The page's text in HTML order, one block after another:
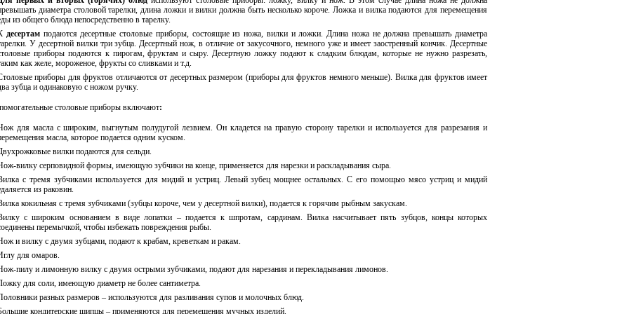
диаметра столовой тарелки, длина ложки и вилки должна быть несколько короче. Ложка и вилка подаются для перемещения
из общего блюда непосредственно в тарелку.
десертамподаются десертные столовые приборы, состоящие из ножа, вилки и ложки. Длина ножа не должна превышать диаметра
У десертной вилки три зубца. Десертный нож, в отличие от закусочного, немного уже и имеет заостренный кончик. Десертные
приборы подаются к пирогам, фруктам и сыру. Десертную ложку подают к сладким блюдам, которые не нужно разрезать,
как желе, мороженое, фрукты со сливками и т.д.
приборы для фруктов отличаются от десертных размером (приборы для фруктов немного меньше). Вилка для фруктов имеет
зубца и одинаковую с ножом ручку.
столовые приборы включают:
для масла с широким, выгнутым полудугой лезвием. Он кладется на правую сторону тарелки и используется для разрезания и
масла, которое подается одним куском.
вилки подаются для сельди.
вилку серповидной формы, имеющую зубчики на конце, применяется для нарезки и раскладывания сыра.
с тремя зубчиками используется для мидий и устриц. Левый зубец мощнее остальных. С его помощью мясо устриц и мидий
из раковин.
кокильная с тремя зубчиками (зубцы короче, чем у десертной вилки), подается к горячим рыбным закускам.
с широким основанием в виде лопатки – подается к шпротам, сардинам. Вилка насчитывает пять зубцов, концы которых
перемычкой, чтобы избежать повреждения рыбы.
и вилку с двумя зубцами, подают к крабам, креветкам и ракам.
для омаров.
пилу и лимонную вилку с двумя острыми зубчиками, подают для нарезания и перекладывания лимонов.
для соли, имеющую диаметр не более сантиметра.
разных размеров – используются для разливания супов и молочных блюд.
кондитерские щипцы – применяются для перемещения мучных изделий.